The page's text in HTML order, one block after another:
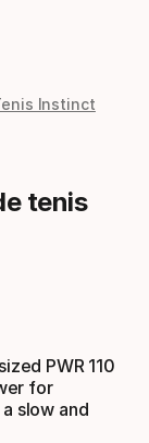
Instinct
tenis
PWR 110
for
slow and